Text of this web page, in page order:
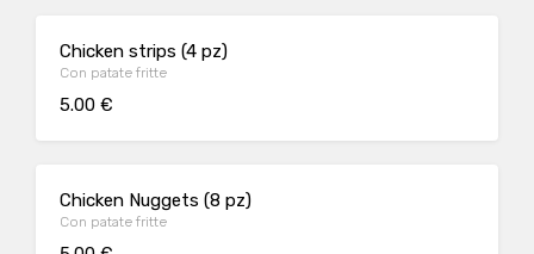
Chicken strips (4 pz)
Con patate fritte
5.00 €
Chicken Nuggets (8 pz)
Con patate fritte